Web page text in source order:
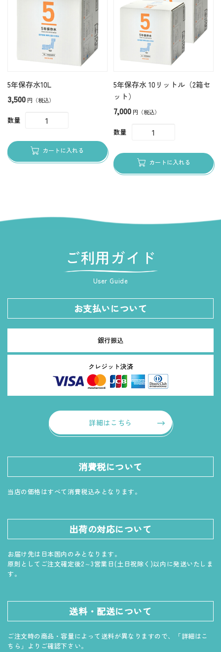
5年保存水10L
3,500円（税込）
数量
カートに入れる
5年保存水 10リットル（2箱セ
ット）
7,000 円（税込）
数量
カートに入れる
ご利用ガイド
User Guide
お支払いについて
銀行振込
クレジット決済
詳細はこちら
消費税について
当店の価格はすべて消費税込みとなります。
出荷の対応について
お届け先は日本国内のみとなります。
原則としてご注文確定後2～3営業日(土日祝除く)以内に発送いたしま
す。
送料・配送について
ご注文時の商品・容量によって送料が異なりますので、「詳細はこ
ちら」よりご確認下さい。